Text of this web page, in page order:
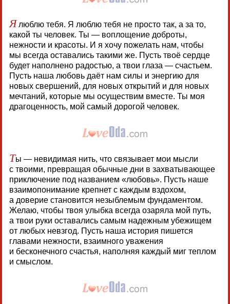
Ялюблю тебя. Я люблю тебя не просто так, а за то,
какой ты человек. Ты — воплощение доброты,
нежности и красоты. И я хочу пожелать нам, чтобы
мы всегда оставались такими же. Пусть твоё сердце
будет наполнено радостью, а твои глаза — счастьем.
Пусть наша любовь даёт нам силы и энергию для
новых свершений, для новых открытий и для новых
мечтаний, которые мы осуществим вместе. Ты моя
драгоценность, мой самый дорогой человек.
Ты — невидимая нить, что связывает мои мысли
с твоими, превращая обычные дни в захватывающее
приключение под названием «любовь». Пусть наше
взаимопонимание крепнет с каждым вздохом,
а доверие становится незыблемым фундаментом.
Желаю, чтобы твоя улыбка всегда озаряла мой путь,
а твои руки оставались самым надежным убежищем
от любых невзгод. Пусть наша история пишется
главами нежности, взаимного уважения
и бесконечного счастья, наполняя каждый миг теплом
и смыслом.